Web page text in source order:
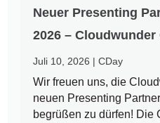
Neuer Presenting
2026 – Cloudwunder
Juli 10, 2026 |CDay
Wir freuen uns, die
neuen Presenting
begrüßen zu dürfen! Die